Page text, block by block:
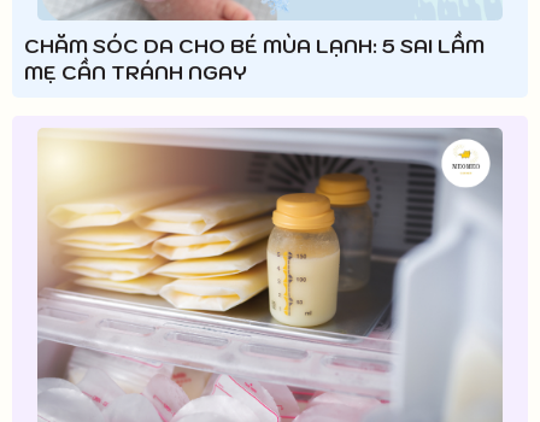
CHĂM SÓC DA CHO BÉ MÙA LẠNH: 5 SAI LẦM
MẸ CẦN TRÁNH NGAY